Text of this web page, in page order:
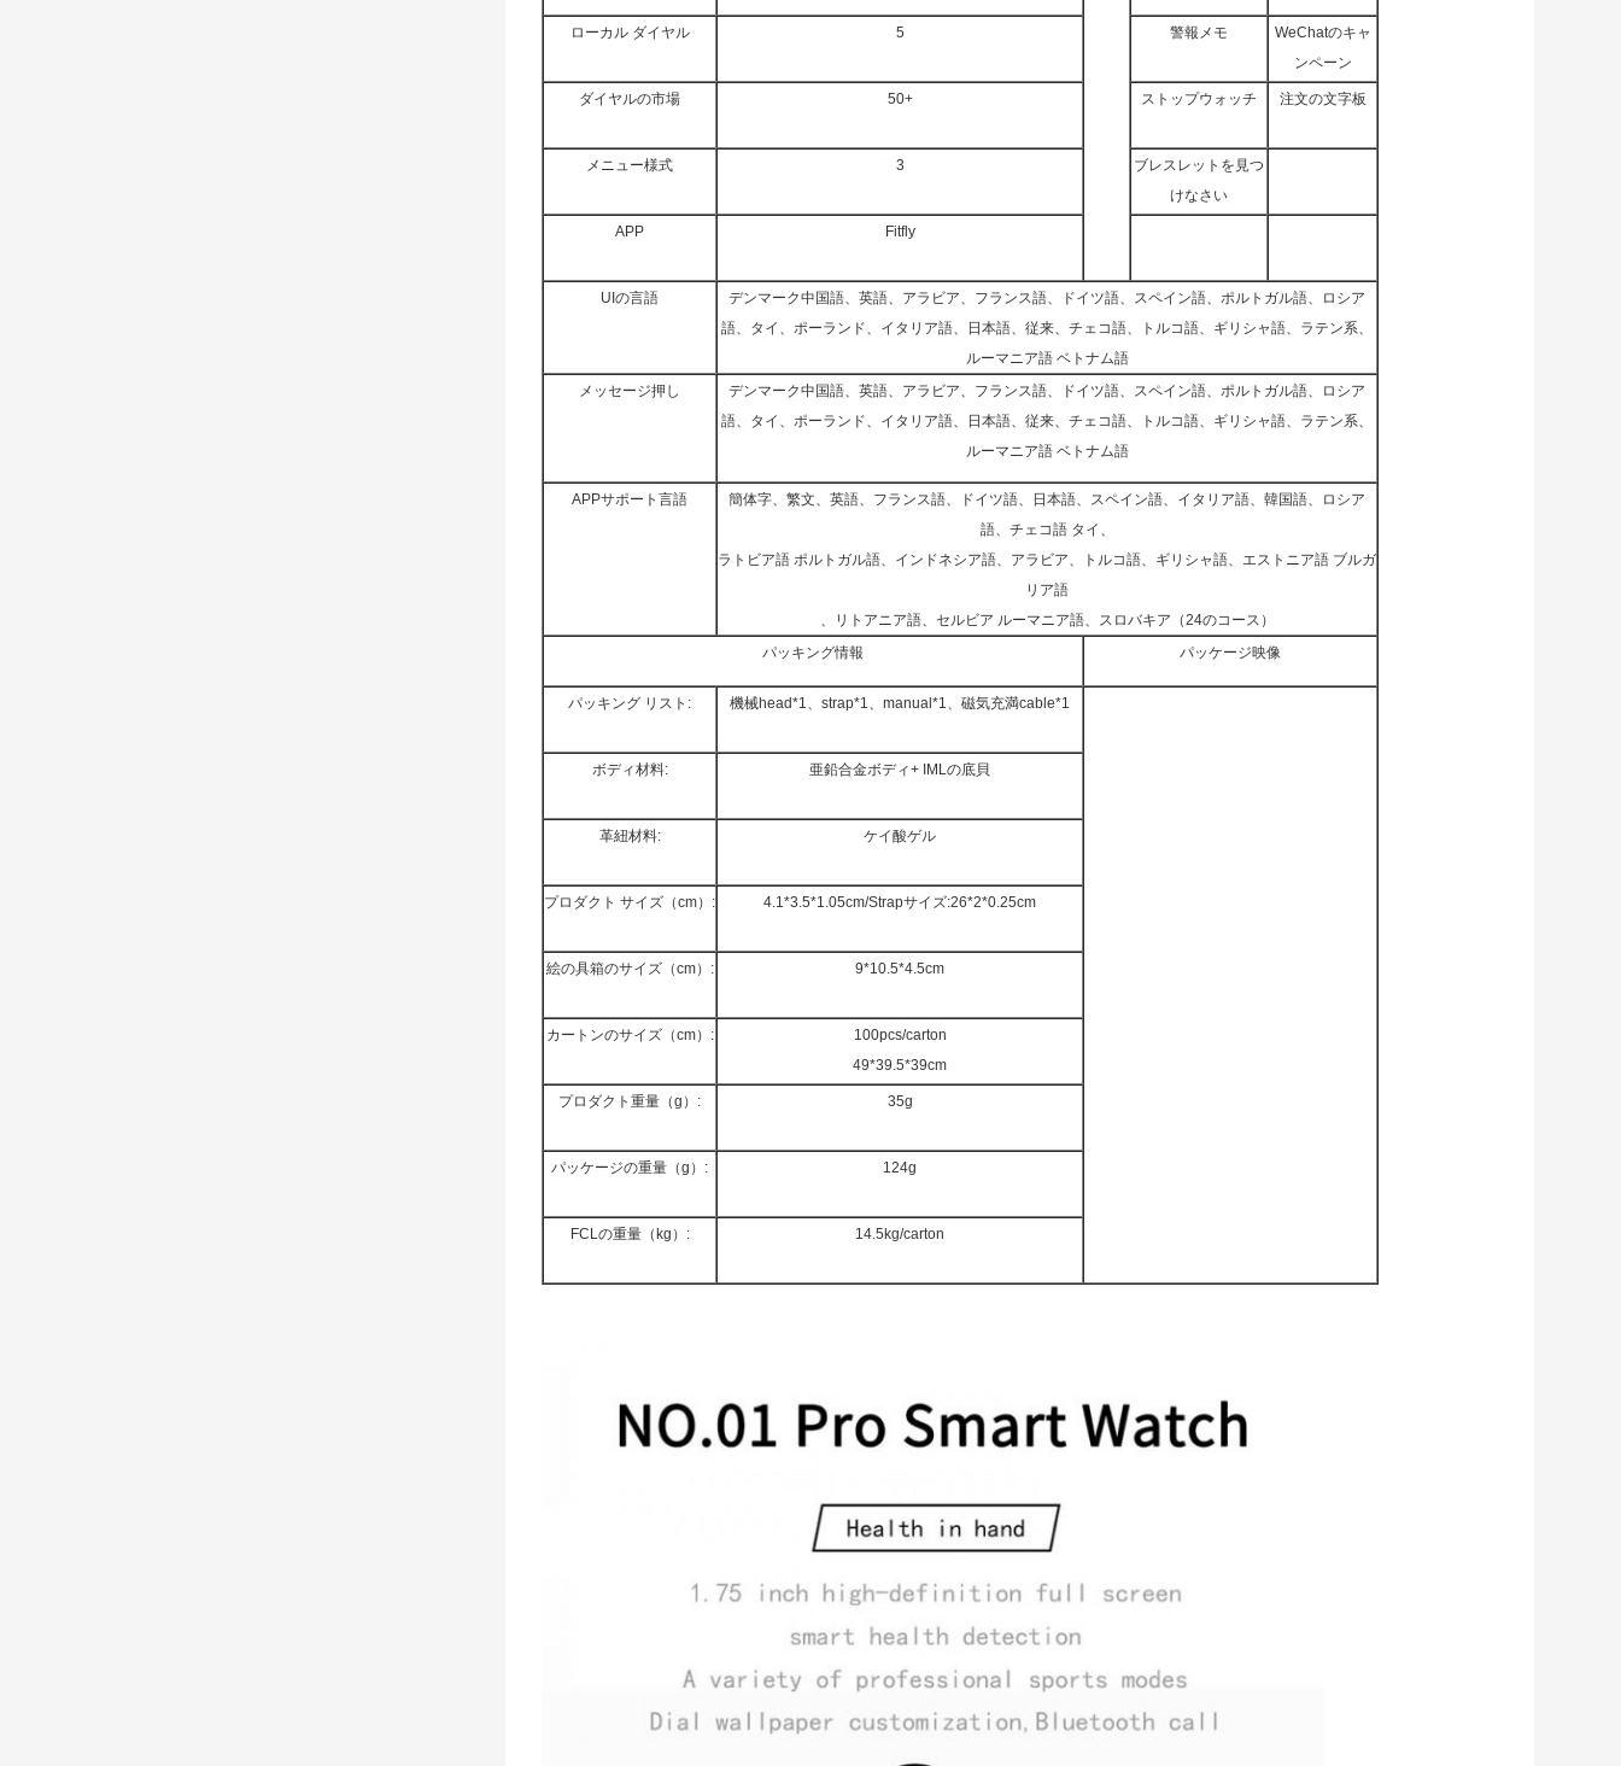
ローカル ダイヤル 5 警報メモ
WeChatのキャ
ンペーン
ダイヤルの市場 50+ ストップウォッチ 注文の文字板
メニュー様式 3
ブレスレットを見つ
けなさい
APP Fitfly
UIの言語
デンマーク中国語、英語、アラビア、フランス語、ドイツ語、スペイン語、ポルトガル語、ロシア
語、タイ、ポーランド、イタリア語、日本語、従来、チェコ語、トルコ語、ギリシャ語、ラテン系、
ルーマニア語 ベトナム語
メッセージ押し
デンマーク中国語、英語、アラビア、フランス語、ドイツ語、スペイン語、ポルトガル語、ロシア
語、タイ、ポーランド、イタリア語、日本語、従来、チェコ語、トルコ語、ギリシャ語、ラテン系、
ルーマニア語 ベトナム語
APPサポート言語
簡体字、繁文、英語、フランス語、ドイツ語、日本語、スペイン語、イタリア語、韓国語、ロシア
語、チェコ語 タイ、
ラトビア語 ポルトガル語、インドネシア語、アラビア、トルコ語、ギリシャ語、エストニア語 ブルガ
リア語
、リトアニア語、セルビア ルーマニア語、スロバキア（24のコース）
パッキング情報
パッケージ映像
パッキング リスト: 機械head*1、strap*1、manual*1、磁気充満cable*1
ボディ材料: 亜鉛合金ボディ+ IMLの底貝
革紐材料: ケイ酸ゲル
プロダクト サイズ（cm）: 4.1*3.5*1.05cm/Strapサイズ:26*2*0.25cm
絵の具箱のサイズ（cm）: 9*10.5*4.5cm
カートンのサイズ（cm）:
100pcs/carton
49*39.5*39cm
プロダクト重量（g）: 35g
パッケージの重量（g）: 124g
FCLの重量（kg）: 14.5kg/carton